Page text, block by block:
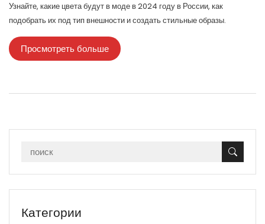
Узнайте, какие цвета будут в моде в 2024 году в России, как
подобрать их под тип внешности и создать стильные образы.
Просмотреть больше
Категории